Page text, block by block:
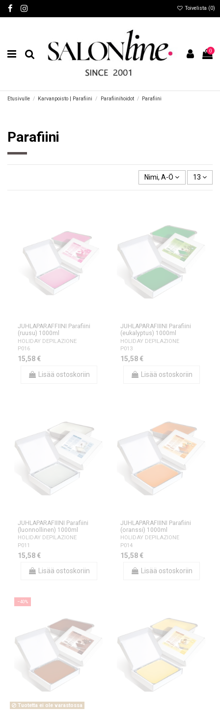
Toivelista (0)
0
Etusivulle Karvanpoisto | Parafiini Parafiinihoidot Parafiini
Parafiini
Nimi, A-Ö 13
JUHLAPARAFFIINI Parafiini
(ruusu) 1000ml
HOLIDAY DEPILAZIONE
P016
15,58 €
Lisää ostoskoriin
JUHLAPARAFIIINI Parafiini
(eukalyptus) 1000ml
HOLIDAY DEPILAZIONE
P013
15,58 €
Lisää ostoskoriin
JUHLAPARAFIIINI Parafiini
(luonnollinen) 1000ml
HOLIDAY DEPILAZIONE
P011
15,58 €
Lisää ostoskoriin
JUHLAPARAFIIINI Parafiini
(oranssi) 1000ml
HOLIDAY DEPILAZIONE
P014
15,58 €
Lisää ostoskoriin
−40%
Tuotetta ei ole varastossa